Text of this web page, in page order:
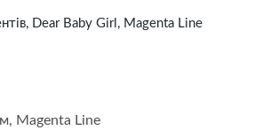
Dear Baby Girl, Magenta Line